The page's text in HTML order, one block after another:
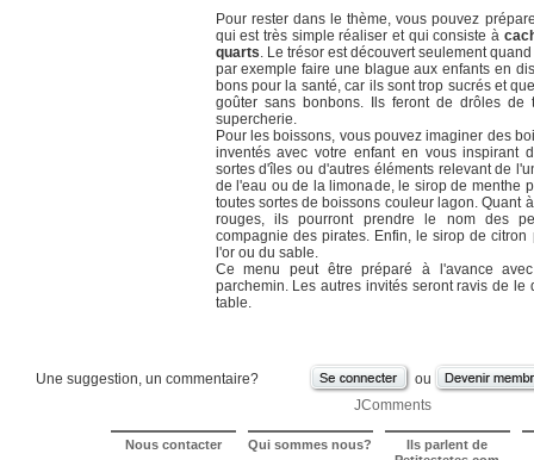
Pour rester dans le thème, vous pouvez
qui est très simple réaliser et qui consiste à
quarts. Le trésor est découvert seulement
par exemple faire une blague aux enfants en
bons pour la santé, car ils sont trop sucrés et
goûter sans bonbons. Ils feront de drôles
supercherie.
Pour les boissons, vous pouvez imaginer des
inventés avec votre enfant en vous inspirant
sortes d'îles ou d'autres éléments relevant de
de l'eau ou de la limonade, le sirop de menthe
toutes sortes de boissons couleur lagon. Quant
rouges, ils pourront prendre le nom des
compagnie des pirates. Enfin, le sirop de
l'or ou du sable.
Ce menu peut être préparé à l'avance
parchemin. Les autres invités seront ravis de le
table.
Une suggestion, un commentaire?
ou
JComments
Nous contacter Qui sommes nous? Ils parlent de